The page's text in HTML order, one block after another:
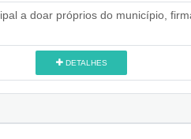
a doar próprios do município,
DETALHES